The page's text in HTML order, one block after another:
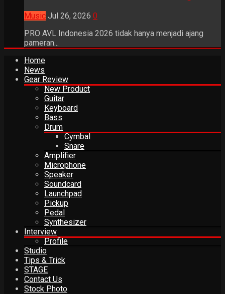
Music Jul 26, 2026 0
PRO AVL Indonesia 2026 tidak hanya menjadi ajang
pameran...
Home
News
Gear Review
New Product
Guitar
Keyboard
Bass
Drum
Cymbal
Snare
Amplifier
Microphone
Speaker
Soundcard
Launchpad
Pickup
Pedal
Synthesizer
Interview
Profile
Studio
Tips & Trick
STAGE
Contact Us
Stock Photo